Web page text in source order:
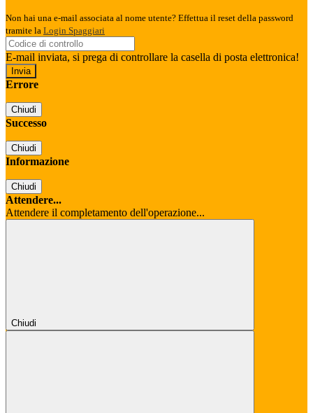
Non hai una e-mail associata al nome utente? Effettua il reset della password
tramite la Login Spaggiari
E-mail inviata, si prega di controllare la casella di posta elettronica!
Errore
Chiudi
Successo
Chiudi
Informazione
Chiudi
Attendere...
Attendere il completamento dell'operazione...
Chiudi